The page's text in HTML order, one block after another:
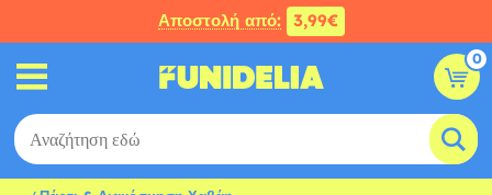
Αποστολή από: 3,99€
0